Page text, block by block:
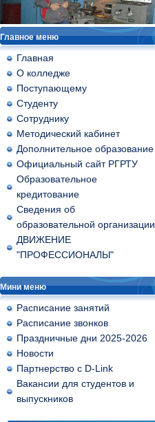
Главное меню
Главная
О колледже
Поступающему
Студенту
Сотруднику
Методический кабинет
Дополнительное образование
Официальный сайт РГРТУ
Образовательное
кредитование
Сведения об
образовательной организации
ДВИЖЕНИЕ
"ПРОФЕССИОНАЛЫ"
Мини меню
Расписание занятий
Расписание звонков
Праздничные дни 2025-2026
Новости
Партнерство с D-Link
Вакансии для студентов и
выпускников